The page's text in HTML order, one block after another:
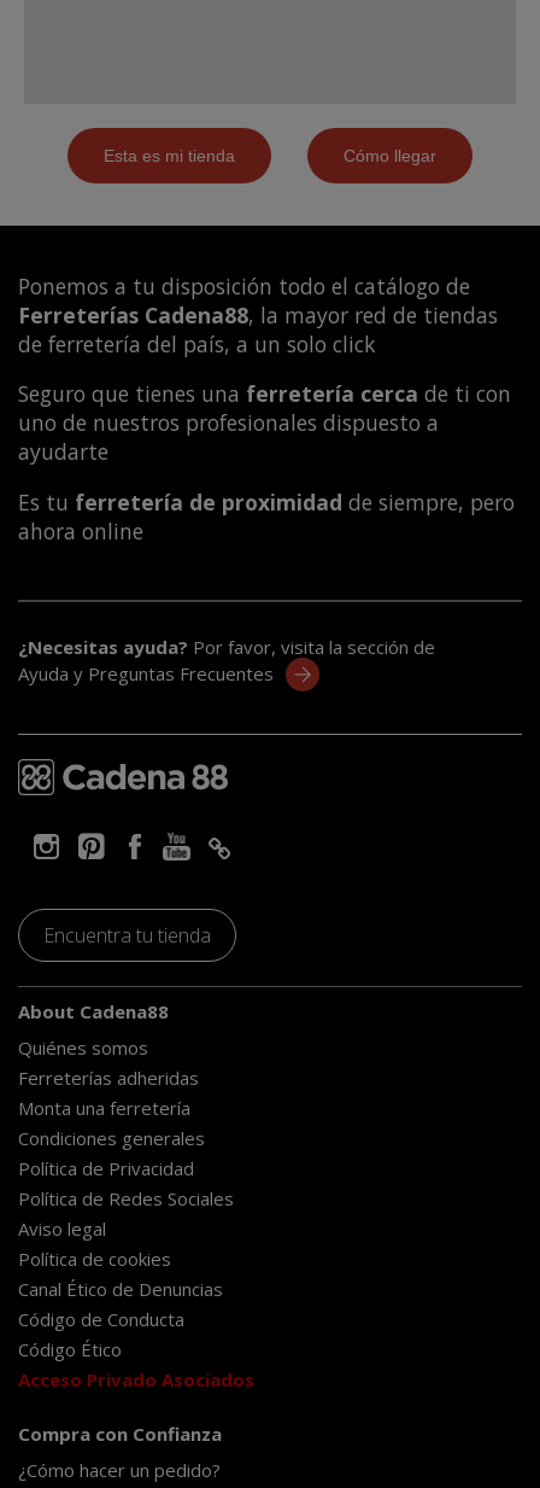
Ponemos a tu disposición todo el catálogo de
Ferreterías Cadena88, la mayor red de tiendas
de ferretería del país, a un solo click
Seguro que tienes una ferretería cerca de ti con
uno de nuestros profesionales dispuesto a
ayudarte
Es tu ferretería de proximidad de siempre, pero
ahora online
¿Necesitas ayuda? Por favor, visita la sección de
Ayuda y Preguntas Frecuentes
Encuentra tu tienda
About Cadena88
Quiénes somos
Ferreterías adheridas
Monta una ferretería
Condiciones generales
Política de Privacidad
Política de Redes Sociales
Aviso legal
Política de cookies
Canal Ético de Denuncias
Código de Conducta
Código Ético
Acceso Privado Asociados
Compra con Confianza
¿Cómo hacer un pedido?